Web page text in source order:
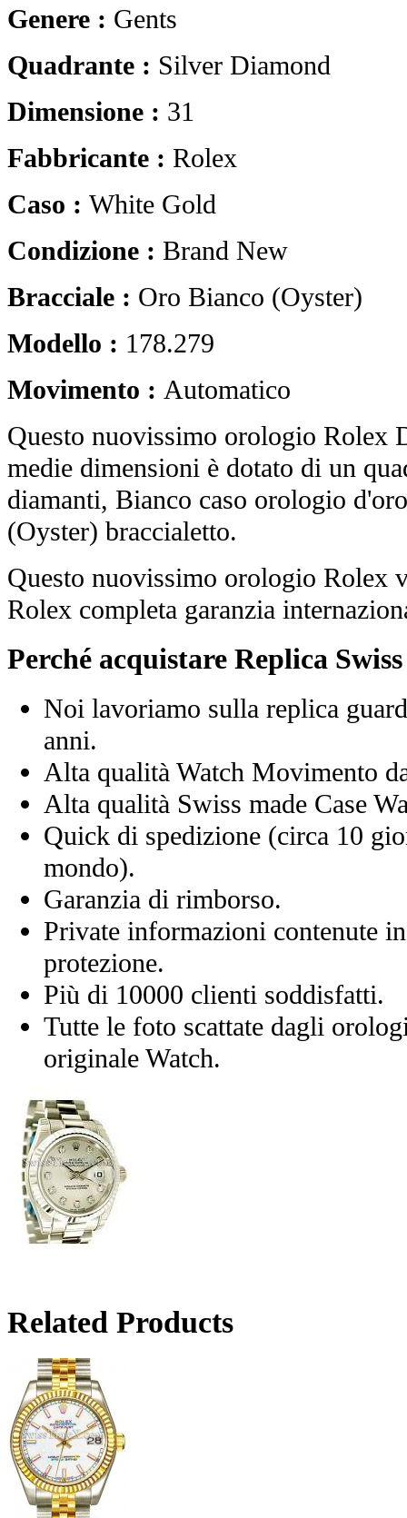
Genere : Gents
Quadrante : Silver Diamond
Dimensione : 31
Fabbricante : Rolex
Caso : White Gold
Condizione : Brand New
Bracciale : Oro Bianco (Oyster)
Modello : 178.279
Movimento : Automatico
Questo nuovissimo orologio Rolex
medie dimensioni è dotato di un
diamanti, Bianco caso orologio
(Oyster) braccialetto.
Questo nuovissimo orologio Rolex
Rolex completa garanzia
Perché acquistare Replica
Noi lavoriamo sulla replica
anni.
Alta qualità Watch Movimento
Alta qualità Swiss made Case
Quick di spedizione (circa 10
mondo).
Garanzia di rimborso.
Private informazioni contenute
protezione.
Più di 10000 clienti soddisfatti.
Tutte le foto scattate dagli
originale Watch.
Related Products